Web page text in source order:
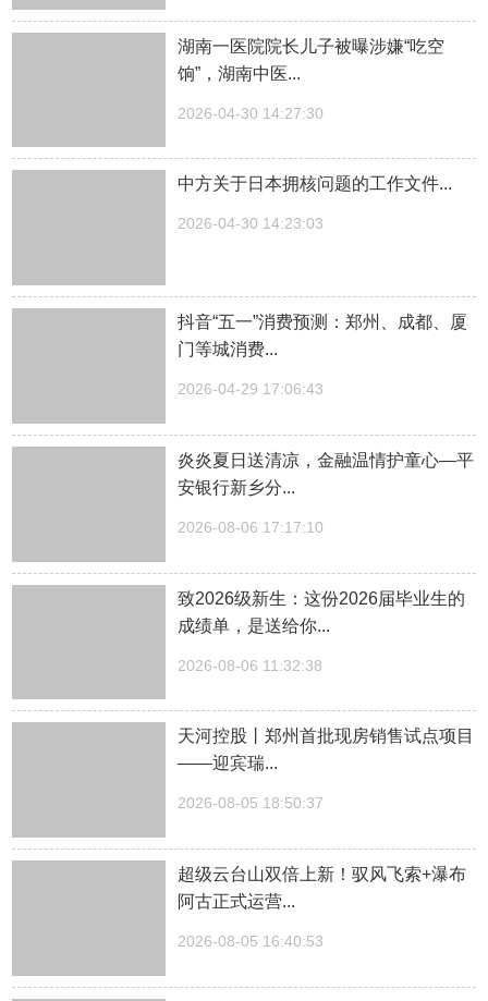
湖南一医院院长儿子被曝涉嫌“吃空
饷”，湖南中医...
2026-04-30 14:27:30
中方关于日本拥核问题的工作文件...
2026-04-30 14:23:03
抖音“五一”消费预测：郑州、成都、厦
门等城消费...
2026-04-29 17:06:43
炎炎夏日送清凉，金融温情护童心—平
安银行新乡分...
2026-08-06 17:17:10
致2026级新生：这份2026届毕业生的
成绩单，是送给你...
2026-08-06 11:32:38
天河控股丨郑州首批现房销售试点项目
——迎宾瑞...
2026-08-05 18:50:37
超级云台山双倍上新！驭风飞索+瀑布
阿古正式运营...
2026-08-05 16:40:53